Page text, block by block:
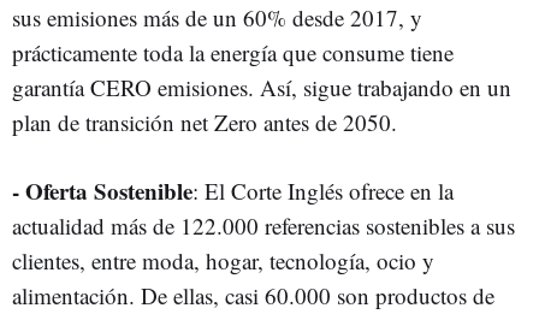
sus emisiones más de un 60% desde 2017, y
prácticamente toda la energía que consume tiene
garantía CERO emisiones. Así, sigue trabajando en un
plan de transición net Zero antes de 2050.
- Oferta Sostenible: El Corte Inglés ofrece en la
actualidad más de 122.000 referencias sostenibles a sus
clientes, entre moda, hogar, tecnología, ocio y
alimentación. De ellas, casi 60.000 son productos de